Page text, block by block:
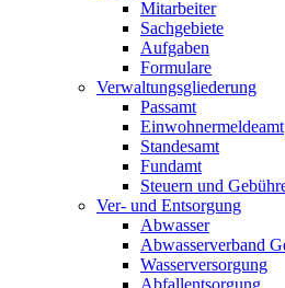
Mitarbeiter
Sachgebiete
Aufgaben
Formulare
Verwaltungsgliederung
Passamt
Einwohnermeldeamt
Standesamt
Fundamt
Steuern und
Ver- und Entsorgung
Abwasser
Abwasserverband
Wasserversorgung
Abfallentsorgung